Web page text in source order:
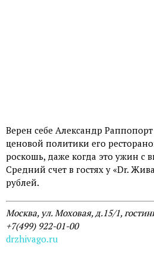
Верен себе Александр Раппопорт
ценовой политики его
роскошь, даже когда это ужин с
Средний счет в гостях у «Dr.
рублей.
Москва, ул. Моховая, д.15/1,
+7(499) 922-01-00
drzhivago.ru